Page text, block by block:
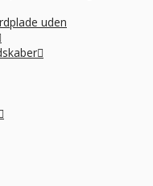
uden